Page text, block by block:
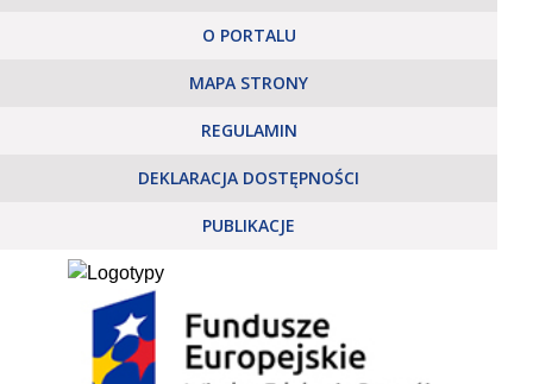
O PORTALU
MAPA STRONY
REGULAMIN
DEKLARACJA DOSTĘPNOŚCI
PUBLIKACJE